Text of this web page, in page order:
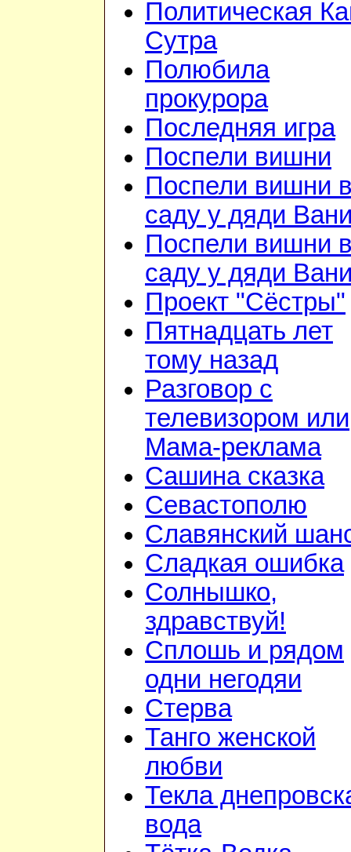
Политическая
Сутра
Полюбила
прокурора
Последняя игра
Поспели вишни
Поспели вишни
саду у дяди
Поспели вишни
саду у дяди
Проект "Сёстры"
Пятнадцать лет
тому назад
Разговор с
телевизором или
Мама-реклама
Сашина сказка
Севастополю
Славянский
Сладкая ошибка
Солнышко,
здравствуй!
Сплошь и рядом
одни негодяи
Стерва
Танго женской
любви
Текла
вода